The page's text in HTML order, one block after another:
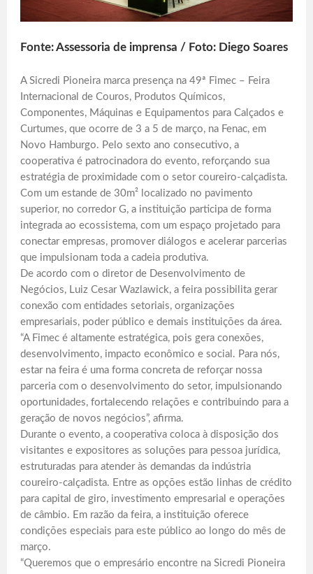
Fonte: Assessoria de imprensa / Foto: Diego Soares
A Sicredi Pioneira marca presença na 49ª Fimec – Feira
Internacional de Couros, Produtos Químicos,
Componentes, Máquinas e Equipamentos para Calçados e
Curtumes, que ocorre de 3 a 5 de março, na Fenac, em
Novo Hamburgo. Pelo sexto ano consecutivo, a
cooperativa é patrocinadora do evento, reforçando sua
estratégia de proximidade com o setor coureiro-calçadista.
Com um estande de 30m² localizado no pavimento
superior, no corredor G, a instituição participa de forma
integrada ao ecossistema, com um espaço projetado para
conectar empresas, promover diálogos e acelerar parcerias
que impulsionam toda a cadeia produtiva.
De acordo com o diretor de Desenvolvimento de
Negócios, Luiz Cesar Wazlawick, a feira possibilita gerar
conexão com entidades setoriais, organizações
empresariais, poder público e demais instituições da área.
“A Fimec é altamente estratégica, pois gera conexões,
desenvolvimento, impacto econômico e social. Para nós,
estar na feira é uma forma concreta de reforçar nossa
parceria com o desenvolvimento do setor, impulsionando
oportunidades, fortalecendo relações e contribuindo para a
geração de novos negócios”, afirma.
Durante o evento, a cooperativa coloca à disposição dos
visitantes e expositores as soluções para pessoa jurídica,
estruturadas para atender às demandas da indústria
coureiro-calçadista. Entre as opções estão linhas de crédito
para capital de giro, investimento empresarial e operações
de câmbio. Em razão da feira, a instituição oferece
condições especiais para este público ao longo do mês de
março.
“Queremos que o empresário encontre na Sicredi Pioneira